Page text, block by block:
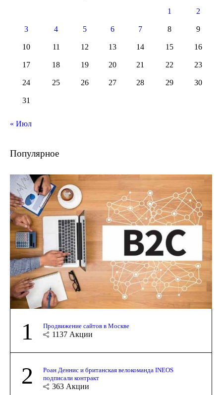
1
2
3 4 5 6 7 8 9
10 11 12 13 14 15 16
17 18 19 20 21 22 23
24 25 26 27 28 29 30
31
« Июл
Популярное
1 Продвижение сайтов в Москве
1137 Акции
2
Роан Деннис и британская велокоманда INEOS
подписали контракт
363 Акции